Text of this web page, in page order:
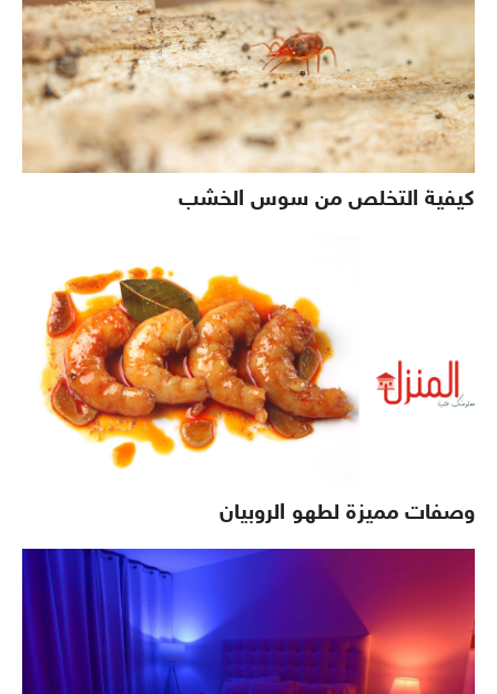
كيفية التخلص من سوس الخشب
وصفات مميزة لطهو الروبيان